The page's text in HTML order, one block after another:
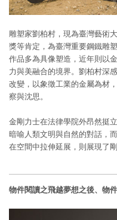
雕塑家劉柏村，現為臺灣藝術
獎等肯定，為臺灣重要鋼鐵雕
作品多為具像塑造，近年則以
力與美融合的境界。劉柏村深
改變，以象徵工業的金屬為材
察與沈思。
金剛力士在法律學院外昂然挺
暗喻人類文明與自然的對話，
在空間中拉伸延展，則展現了剛
物件閱讀之飛越夢想之後、物